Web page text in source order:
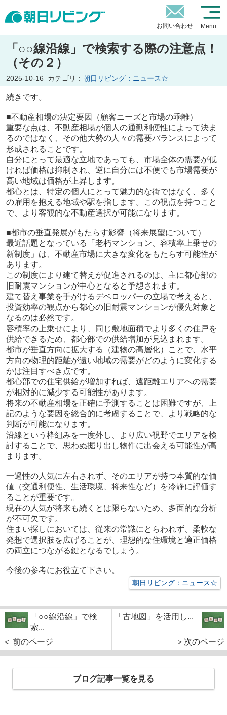
お問い合わせ Menu
「○○線沿線」で検索する際の注意点！
（その２）
2025-10-16 カテゴリ： 朝日リビング：ニュース☆
続きです。
■不動産相場の決定要因（顧客ニーズと市場の乖離）
重要な点は、不動産相場が個人の通勤利便性によって決ま
るのではなく、その他大勢の人々の需要バランスによって
形成されることです。
自分にとって最適な立地であっても、市場全体の需要が低
ければ価格は抑制され、逆に自分には不便でも市場需要が
高い地域は価格が上昇します。
都心とは、特定の個人にとって魅力的な街ではなく、多く
の雇用を抱える地域や駅を指します。この視点を持つこと
で、より客観的な不動産選択が可能になります。
■都市の垂直発展がもたらす影響（将来展望について）
最近話題となっている「老朽マンション、容積率上乗せの
新制度」は、不動産市場に大きな変化をもたらす可能性が
あります。
この制度により建て替えが促進されるのは、主に都心部の
旧耐震マンションが中心となると予想されます。
建て替え事業を手がけるデベロッパーの立場で考えると、
投資効率の観点から都心の旧耐震マンションが優先対象と
なるのは必然です。
容積率の上乗せにより、同じ敷地面積でより多くの住戸を
供給できるため、都心部での供給増加が見込まれます。
都市が垂直方向に拡大する（建物の高層化）ことで、水平
方向の物理的距離が遠い地域の需要がどのように変化する
かは注目すべき点です。
都心部での住宅供給が増加すれば、遠距離エリアへの需要
が相対的に減少する可能性があります。
将来の不動産相場を正確に予測することは困難ですが、上
記のような要因を総合的に考慮することで、より戦略的な
判断が可能になります。
沿線という枠組みを一度外し、より広い視野でエリアを検
討することで、思わぬ掘り出し物件に出会える可能性が高
まります。
一過性の人気に左右されず、そのエリアが持つ本質的な価
値（交通利便性、生活環境、将来性など）を冷静に評価す
ることが重要です。
現在の人気が将来も続くとは限らないため、多面的な分析
が不可欠です。
住まい探しにおいては、従来の常識にとらわれず、柔軟な
発想で選択肢を広げることが、理想的な住環境と適正価格
の両立につながる鍵となるでしょう。
今後の参考にお役立て下さい。
朝日リビング：ニュース☆
「○○線沿線」で検
索...
＜ 前のページ
「古地図」を活用し...
＞次のページ
ブログ記事一覧を見る